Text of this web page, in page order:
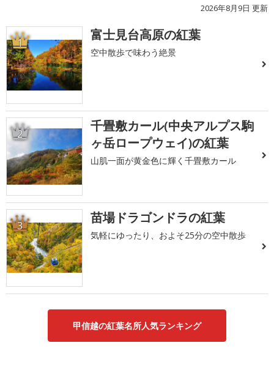
2026年8月9日 更新
1 富士見台高原の紅葉
空中散歩で味わう絶景
2
千畳敷カール(中央アルプス駒
ヶ岳ロープウェイ)の紅葉
山肌一面が黄金色に輝く千畳敷カール
3 苗場ドラゴンドラの紅葉
気軽にゆったり、およそ25分の空中散歩
甲信越の紅葉名所人気ランキング